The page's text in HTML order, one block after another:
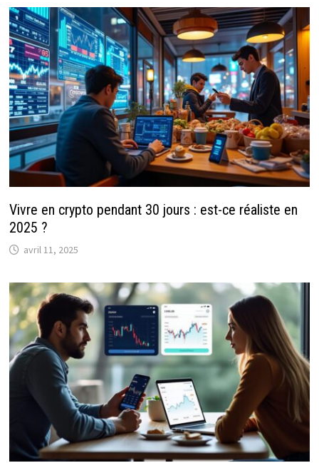
Vivre en crypto pendant 30 jours : est-ce réaliste en
2025 ?
avril 11, 2025